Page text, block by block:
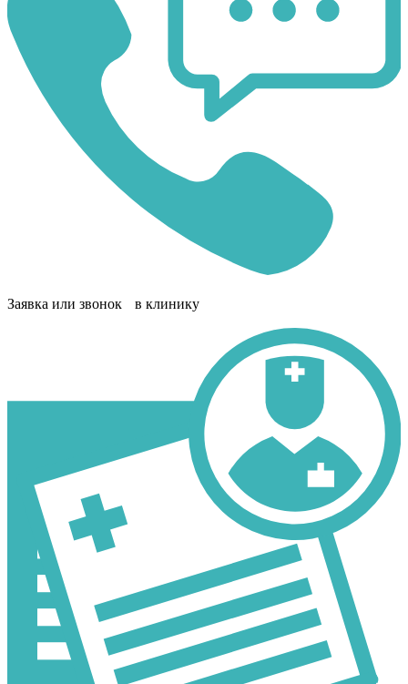
Заявка или звонок в клинику